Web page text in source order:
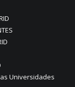
Universidades